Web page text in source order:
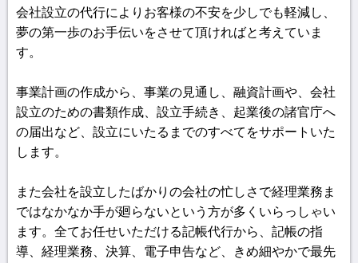
会社設立の代行によりお客様の不安を少しでも軽減し、
夢の第一歩のお手伝いをさせて頂ければと考えていま
す。
事業計画の作成から、事業の見通し、融資計画や、会社
設立のための書類作成、設立手続き、起業後の諸官庁へ
の届出など、設立にいたるまでのすべてをサポートいた
します。
また会社を設立したばかりの会社の忙しさで経理業務ま
ではなかなか手が廻らないという方が多くいらっしゃい
ます。全てお任せいただける記帳代行から、記帳の指
導、経理業務、決算、電子申告など、きめ細やかで最先